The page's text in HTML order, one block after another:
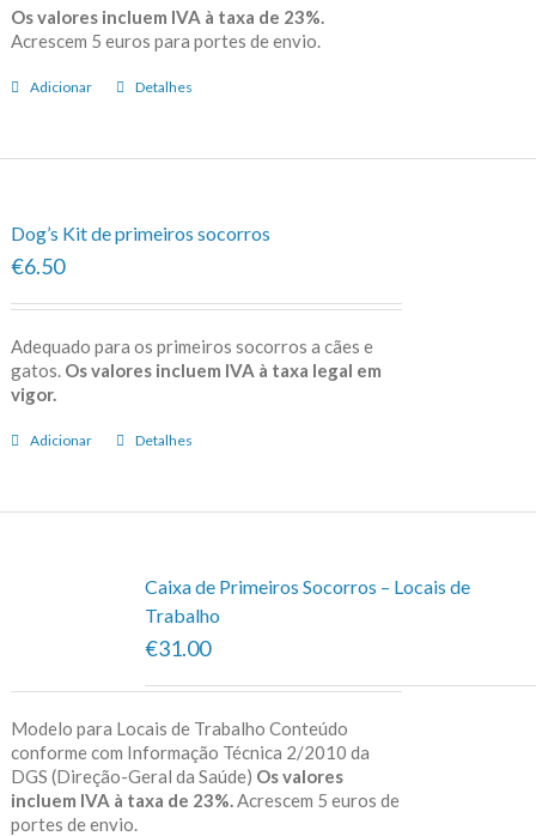
Os valores incluem IVA à taxa de 23%.
Acrescem 5 euros para portes de envio.
Adicionar Detalhes
Dog’s Kit de primeiros socorros
€6.50
Adequado para os primeiros socorros a cães e
gatos. Os valores incluem IVA à taxa legal em
vigor.
Adicionar Detalhes
Caixa de Primeiros Socorros – Locais de
Trabalho
€31.00
Modelo para Locais de Trabalho Conteúdo
conforme com Informação Técnica 2/2010 da
DGS (Direção-Geral da Saúde) Os valores
incluem IVA à taxa de 23%. Acrescem 5 euros de
portes de envio.